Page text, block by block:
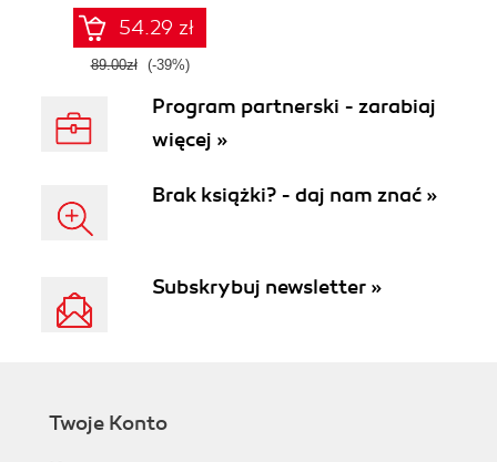
54.29 zł
89.00zł (-39%)
Program partnerski - zarabiaj
więcej »
Brak książki? - daj nam znać »
Subskrybuj newsletter »
Twoje Konto